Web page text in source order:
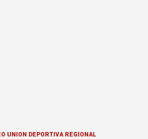
UNIÓN DEPORTIVA REGIONAL